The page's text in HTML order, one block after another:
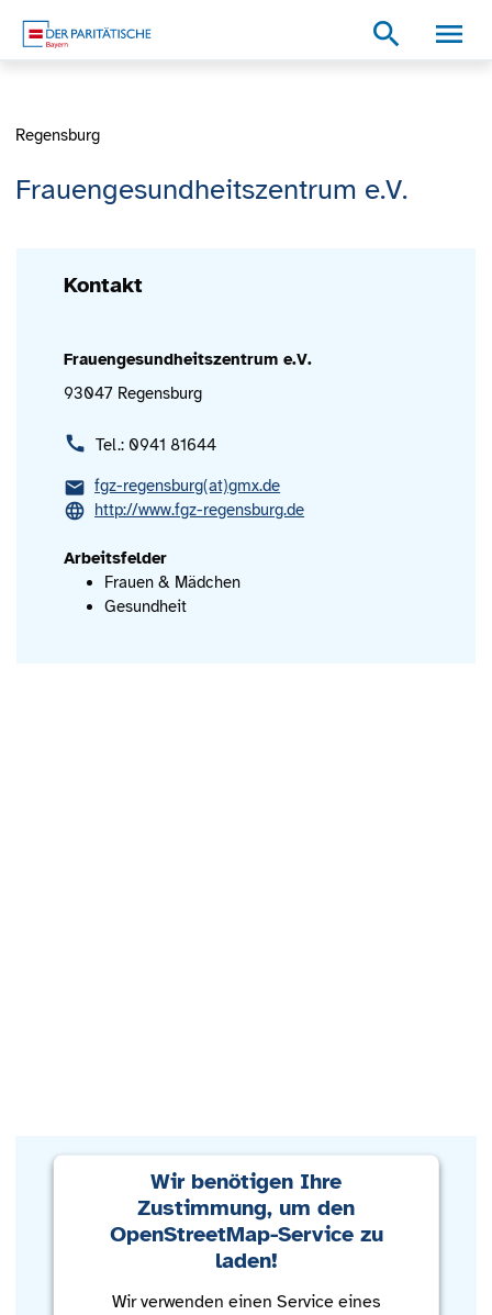
search
Frauengesundheitszentrum e.V.
Regensburg
Kontakt
Frauengesundheitszentrum e.V.
93047 Regensburg
Tel.: 0941 81644
fgz-regensburg(at)gmx.de
http://www.fgz-regensburg.de
Arbeitsfelder
Frauen & Mädchen
Gesundheit
Wir benötigen Ihre
Zustimmung, um den
OpenStreetMap-Service zu
laden!
Wir verwenden einen Service eines